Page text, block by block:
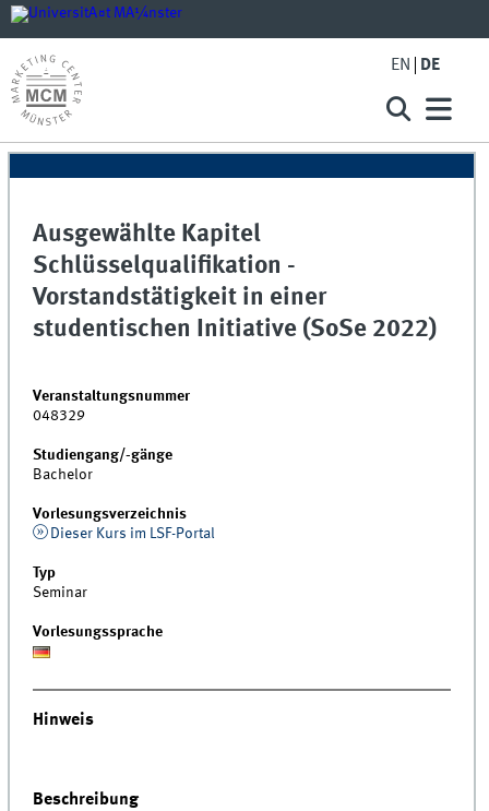
EN DE
Ausgewählte Kapitel
Schlüsselqualifikation -
Vorstandstätigkeit in einer
studentischen Initiative (SoSe 2022)
Veranstaltungsnummer
048329
Studiengang/-gänge
Bachelor
Vorlesungsverzeichnis
Dieser Kurs im LSF-Portal
Typ
Seminar
Vorlesungssprache
Hinweis
Beschreibung